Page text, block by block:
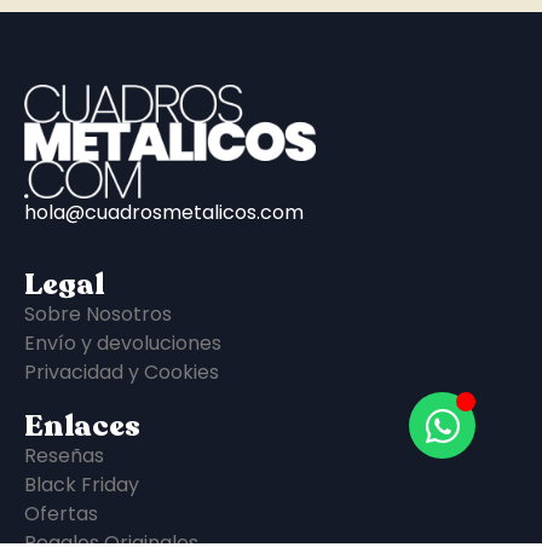
hola@cuadrosmetalicos.com
Legal
Sobre Nosotros
Envío y devoluciones
Privacidad y Cookies
Enlaces
Reseñas
Black Friday
Ofertas